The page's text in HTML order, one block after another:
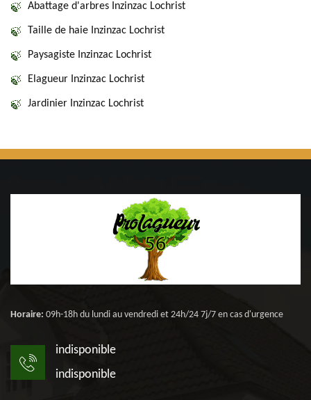
Abattage d'arbres Inzinzac Lochrist
Taille de haie Inzinzac Lochrist
Paysagiste Inzinzac Lochrist
Elagueur Inzinzac Lochrist
Jardinier Inzinzac Lochrist
Horaire: 09h-18h du lundi au vendredi et 24h/24 7j/7 en cas d'urgence
indisponible
indisponible